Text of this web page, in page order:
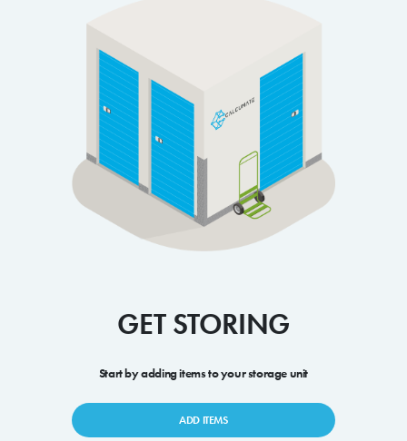
GET STORING
Start by adding items to your storage unit
ADD ITEMS